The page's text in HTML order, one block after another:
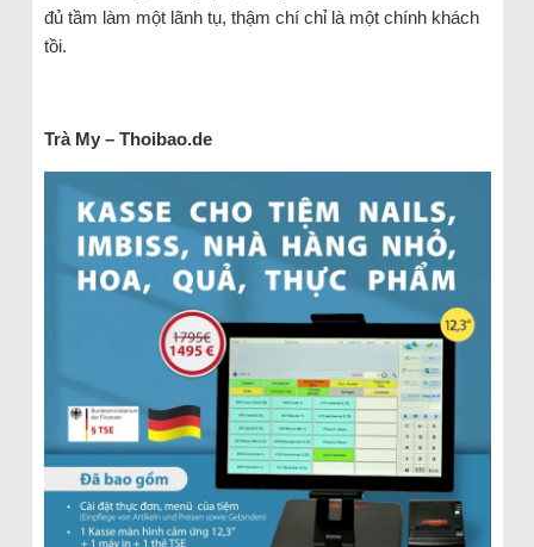
đủ tầm làm một lãnh tụ, thậm chí chỉ là một chính khách
tồi.
Trà My – Thoibao.de